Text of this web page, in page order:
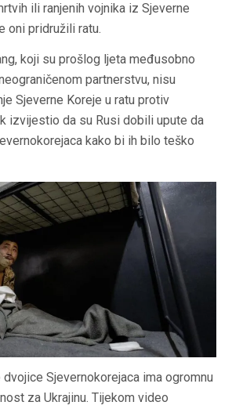
ili ranjenih vojnika iz Sjeverne
oni pridružili ratu.
koji su prošlog ljeta međusobno
partnerstvu, nisu
Sjeverne Koreje u ratu protiv
izvijestio da su Rusi dobili upute da
kako bi ih bilo teško
Sjevernokorejaca ima ogromnu
za Ukrajinu. Tijekom video